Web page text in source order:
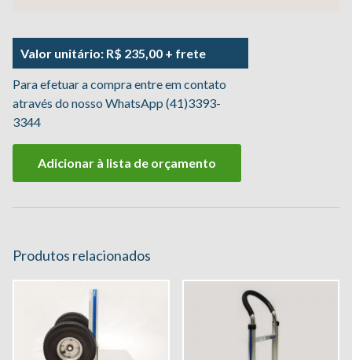
Valor unitário: R$ 235,00 + frete
Para efetuar a compra entre em contato
através do nosso WhatsApp (41)3393-
3344
Adicionar à lista de orçamento
Produtos relacionados